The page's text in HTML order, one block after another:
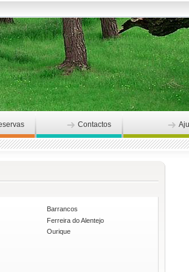
Contactos
Barrancos
Ferreira do Alentejo
Ourique